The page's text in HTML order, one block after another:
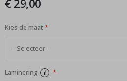
afbeeldingen-
€ 29,00
Kies de maat
Laminering